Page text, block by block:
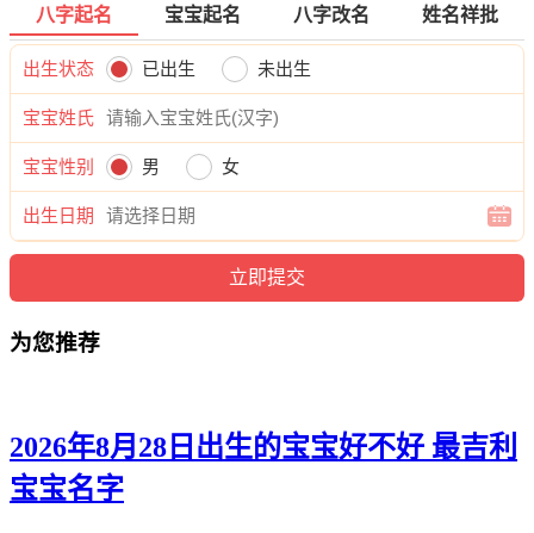
昕水、晓龄、姗痴、蕾蓓、慧亦、楚芷、音惜、娇卿、萌俪、
秋玥、姿菲、知洛、璇琦、澜傲、悦芷、颖舒、希洛、榆诗、
卿若、欣晓、新静、芙芊、雅茜、沐问、嫣熙、钰问、奕绮、
黛媛、婕婕、碧怡、绮欣、蓓婧、恬滢、悦菱、若甜、兰卿、
奕岚、依菱、碧熙、卿恬、婕碧、晴娇、初梦、澜琼、嫣璇、
芙彩、依蕾、蕊晴、姝甜、冉曦、兮馨、水冉、晓诗、莉丽、
瑶歆、爱曦、滢静、悦琦、歆梵、蓓龄、嫣采。
八字起名 宝宝起名 八字改名 姓名祥批
出生状态 已出生 未出生
宝宝姓氏
宝宝性别 男 女
出生日期
为您推荐
2026年8月28日出生的宝宝好不好 最吉利
宝宝名字